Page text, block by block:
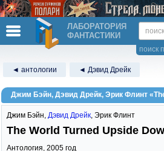
ЛАБОРАТОРИЯ
ФАНТАСТИКИ
поиск
◄ антологии ◄ Дэвид Дрейк
Джим Бэйн, Дэвид Дрейк, Эрик Флинт
Джим Бэйн, Дэвид Дрейк, Эрик Флинт
The World Turned Upside
Антология, 2005 год